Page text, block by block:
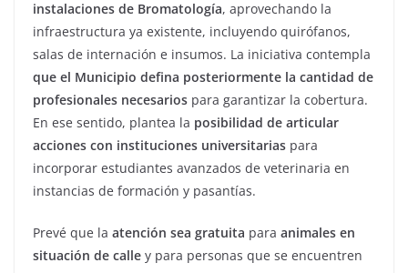
instalaciones de Bromatología, aprovechando la
infraestructura ya existente, incluyendo quirófanos,
salas de internación e insumos. La iniciativa contempla
que el Municipio defina posteriormente la cantidad de
profesionales necesarios para garantizar la cobertura.
En ese sentido, plantea la posibilidad de articular
acciones con instituciones universitarias para
incorporar estudiantes avanzados de veterinaria en
instancias de formación y pasantías.
Prevé que la atención sea gratuita para animales en
situación de calle y para personas que se encuentren